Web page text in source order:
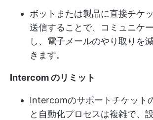
ボットまたは製品に直接チケ
送信することで、コミュニケ
し、電子メールのやり取りを
きます。
Intercom のリミット
Intercomのサポートチケット
と自動化プロセスは複雑で、